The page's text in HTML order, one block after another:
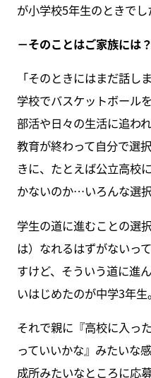
が小学校5年生のときでし
－そのことはご家族には
「そのときにはまだ話し
学校でバスケットボール
部活や日々の生活に追わ
教育が終わって自分で選
きに、たとえば公立高校
かないのか…いろんな選択
学生の道に進むことの選
は）なれるはずがないっ
すけど、そういう道に進
いはじめたのが中学3年生。
それで親に『高校に入っ
っていいかな』みたいな
成所みたいなところに応